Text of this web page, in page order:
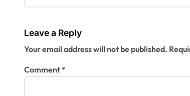
v
i
g
a
Leave a Reply
Your email address will not be published.
Comment*